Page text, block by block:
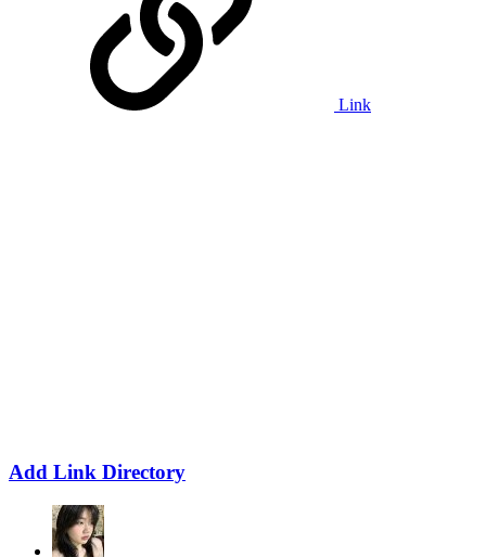
Link
Add Link Directory